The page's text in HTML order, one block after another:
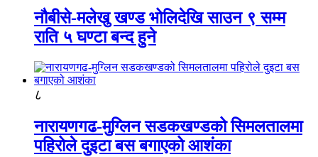
नौबीसे-मलेखु खण्ड भोलिदेखि साउन ९ सम्म
राति ५ घण्टा बन्द हुने
८
नारायणगढ-मुग्लिन सडकखण्डको सिमलतालमा
पहिरोले दुइटा बस बगाएको आशंका